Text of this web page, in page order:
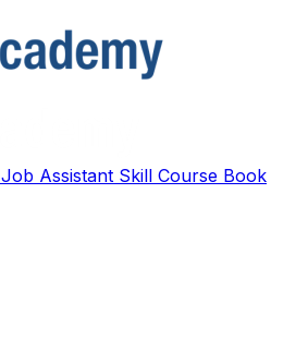
Job Assistant Skill Course Book